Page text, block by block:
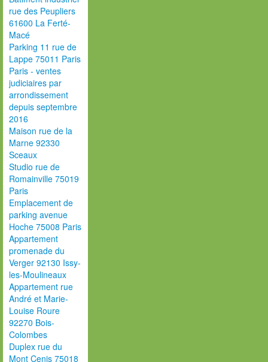
rue des Peupliers
61600 La Ferté-
Macé
Parking 11 rue de
Lappe 75011 Paris
Paris - ventes
judiciaires par
arrondissement
depuis septembre
2016
Maison rue de la
Marne 92330
Sceaux
Studio rue de
Romainville 75019
Paris
Emplacement de
parking avenue
Hoche 75008 Paris
Appartement
promenade du
Verger 92130 Issy-
les-Moulineaux
Appartement rue
André et Marie-
Louise Roure
92270 Bois-
Colombes
Duplex rue du
Mont Cenis 75018